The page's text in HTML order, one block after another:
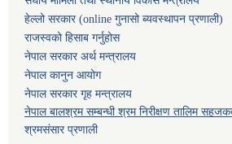
हेल्लो सरकार (online गुनासो ब्यवस्थापन प्रणाली)
राजस्वको हिसाब गर्नुहोस
नेपाल सरकार अर्थ मन्त्रालय
नेपाल कानुन आयोग
नेपाल सरकार गृह मन्त्रालय
नेपाल बालश्रम सम्बन्धी श्रम निरीक्षण तालिम
श्रमसंसार प्रणाली